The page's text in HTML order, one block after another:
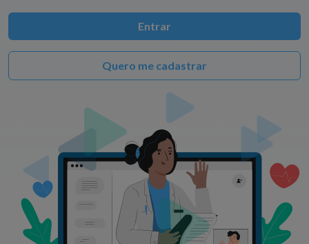
Entrar
Quero me cadastrar